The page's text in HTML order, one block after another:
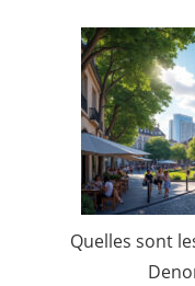
Quelles sont